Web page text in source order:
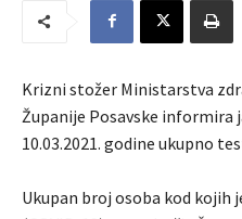
Krizni stožer Ministarstva
Županije Posavske informira
10.03.2021. godine ukupno
Ukupan broj osoba kod kojih